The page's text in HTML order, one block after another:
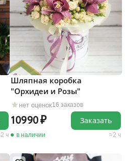
2 ч
нет оценок16 заказов
Шляпная коробка
"Орхидеи и Розы"
10990
в наличии 2 ч
Заказать